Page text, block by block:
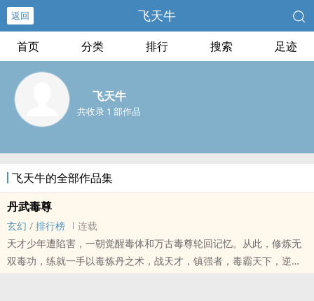
返回 飞天牛
首页 分类 排行 搜索 足迹
飞天牛
共收录 1 部作品
飞天牛的全部作品集
丹武毒尊
玄幻 / 排行榜
连载
天才少年遭陷害，一朝觉醒毒体和万古毒尊轮回记忆。从此，修炼无
双毒功，练就一手以毒炼丹之术，战天才，镇强者，毒霸天下，逆天